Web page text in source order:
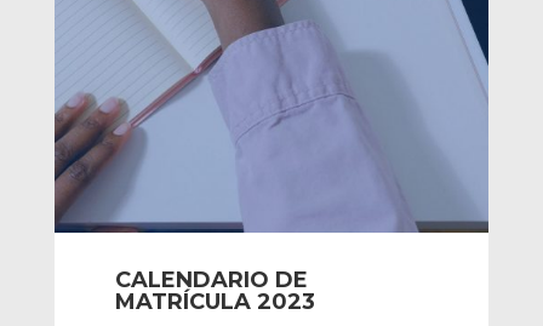
CALENDARIO DE
MATRÍCULA 2023